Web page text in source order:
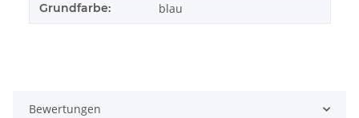
Grundfarbe: blau
Bewertungen